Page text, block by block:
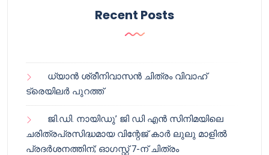
Recent Posts
ധ്യാൻ ശ്രീനിവാസൻ ചിത്രം വിവാഹ്
ട്രെയിലർ പുറത്ത്
ജി.ഡി. നായിഡു’ ജി ഡി എൻ സിനിമയിലെ
ചരിത്രപ്രസിദ്ധമായ വിന്റേജ് കാർ ലുലു മാളിൽ
പ്രദർശനത്തിന്; ഓഗസ്റ്റ് 7-ന് ചിത്രം